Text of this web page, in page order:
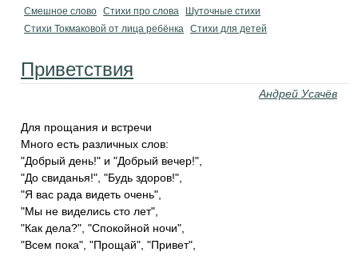
Смешное слово Стихи про слова
Шуточные стихи
Стихи Токмаковой от лица ребёнка Стихи для детей
Приветствия
Андрей Усачёв
Для прощания и встречи
Много есть различных слов:
"Добрый день!" и "Добрый вечер!",
"До свиданья!", "Будь здоров!",
"Я вас рада видеть очень",
"Мы не виделись сто лет",
"Как дела?", "Спокойной ночи",
"Всем пока", "Прощай", "Привет",